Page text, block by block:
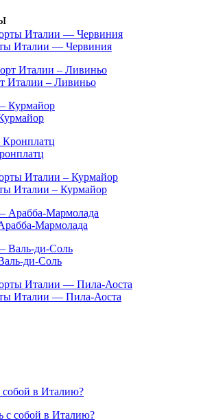
Италии — Червиния
Италии – Ливиньо
Италии – Курмайор
Мармолада
ди-Соль
Италии — Пила-Аоста
собой в Италию?